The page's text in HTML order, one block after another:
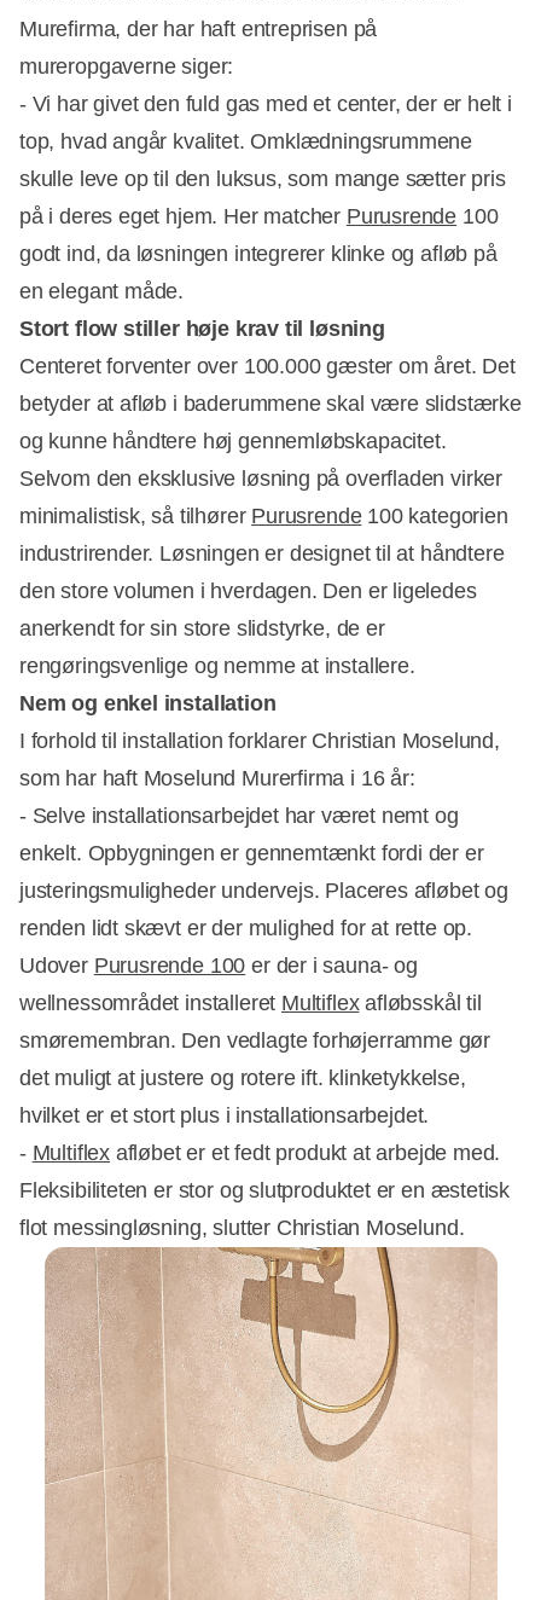
Murefirma, der har haft entreprisen på
mureropgaverne siger:
- Vi har givet den fuld gas med et center, der er helt i
top, hvad angår kvalitet. Omklædningsrummene
skulle leve op til den luksus, som mange sætter pris
på i deres eget hjem. Her matcher Purusrende 100
godt ind, da løsningen integrerer klinke og afløb på
en elegant måde.
Stort flow stiller høje krav til løsning
Centeret forventer over 100.000 gæster om året. Det
betyder at afløb i baderummene skal være slidstærke
og kunne håndtere høj gennemløbskapacitet.
Selvom den eksklusive løsning på overfladen virker
minimalistisk, så tilhører Purusrende100 kategorien
industrirender. Løsningen er designet til at håndtere
den store volumen i hverdagen. Den er ligeledes
anerkendt for sin store slidstyrke, de er
rengøringsvenlige og nemme at installere.
Nem og enkel installation
I forhold til installation forklarer Christian Moselund,
som har haft Moselund Murerfirma i 16 år:
- Selve installationsarbejdet har været nemt og
enkelt. Opbygningen er gennemtænkt fordi der er
justeringsmuligheder undervejs. Placeres afløbet og
renden lidt skævt er der mulighed for at rette op.
Udover Purusrende 100 er der i sauna- og
wellnessområdet installeret Multiflexafløbsskål til
smøremembran. Den vedlagte forhøjerramme gør
det muligt at justere og rotere ift. klinketykkelse,
hvilket er et stort plus i installationsarbejdet.
- Multiflex afløbet er et fedt produkt at arbejde med.
Fleksibiliteten er stor og slutproduktet er en æstetisk
flot messingløsning, slutter Christian Moselund.